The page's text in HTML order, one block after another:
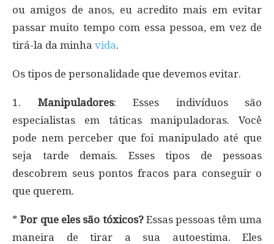
ou amigos de anos, eu acredito mais em evitar
passar muito tempo com essa pessoa, em vez de
tirá-la da minha vida.
Os tipos de personalidade que devemos evitar.
1. Manipuladores: Esses indivíduos são
especialistas em táticas manipuladoras. Você
pode nem perceber que foi manipulado até que
seja tarde demais. Esses tipos de pessoas
descobrem seus pontos fracos para conseguir o
que querem.
*Por que eles são tóxicos?Essas pessoas têm uma
maneira de tirar a sua autoestima. Eles